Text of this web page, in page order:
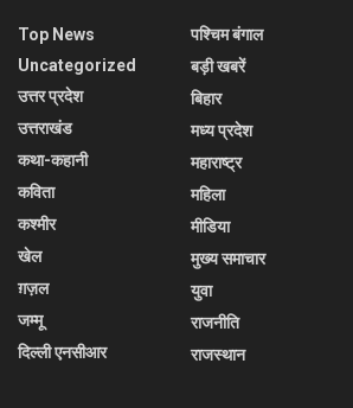
Top News
Uncategorized
उत्तर प्रदेश
उत्तराखंड
कथा-कहानी
कविता
कश्मीर
खेल
ग़ज़ल
जम्मू
दिल्ली एनसीआर
पश्चिम बंगाल
बड़ी खबरें
बिहार
मध्य प्रदेश
महाराष्ट्र
महिला
मीडिया
मुख्य समाचार
युवा
राजनीति
राजस्थान